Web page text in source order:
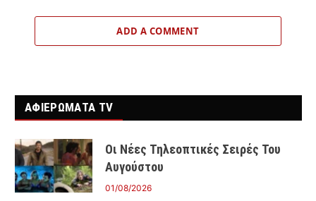
ADD A COMMENT
ΑΦΙΕΡΩΜΑΤΑ TV
Οι Νέες Τηλεοπτικές Σειρές Του
Αυγούστου
01/08/2026